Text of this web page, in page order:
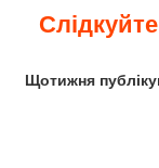
Щотижня